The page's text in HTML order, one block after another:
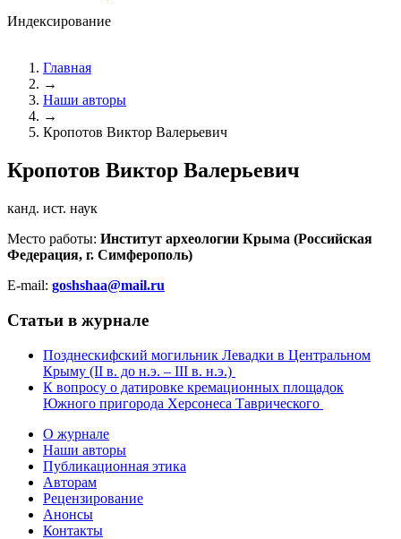
Индексирование
Главная
→
Наши авторы
→
Кропотов Виктор Валерьевич
Кропотов Виктор Валерьевич
канд. ист. наук
Место работы: Институт археологии Крыма (Российская
Федерация, г. Симферополь)
E-mail: goshshaa@mail.ru
Статьи в журнале
Позднескифский могильник Левадки в Центральном
Крыму (II в. до н.э. – III в. н.э.)
К вопросу о датировке кремационных площадок
Южного пригорода Херсонеса Таврического
О журнале
Наши авторы
Публикационная этика
Авторам
Рецензирование
Анонсы
Контакты